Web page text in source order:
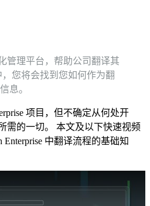
管理平台，帮助公司翻译其
您将会找到您如何作为翻
息。
项目，但不确定从何处开
需的一切。 本文及以下快速视频
中翻译流程的基础知